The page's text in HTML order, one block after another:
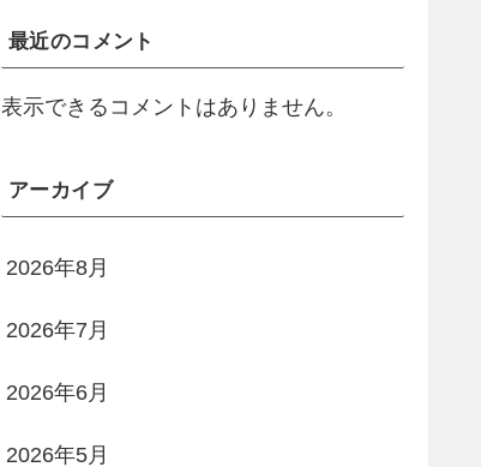
最近のコメント
表示できるコメントはありません。
アーカイブ
2026年8月
2026年7月
2026年6月
2026年5月